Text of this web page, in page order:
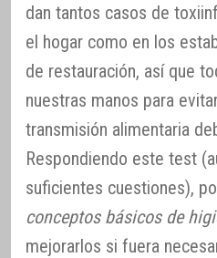
dan tantos casos de
el hogar como en los
de restauración, así que
nuestras manos para
transmisión alimentaria
Respondiendo este test
suficientes cuestiones),
conceptos básicos de
mejorarlos si fuera